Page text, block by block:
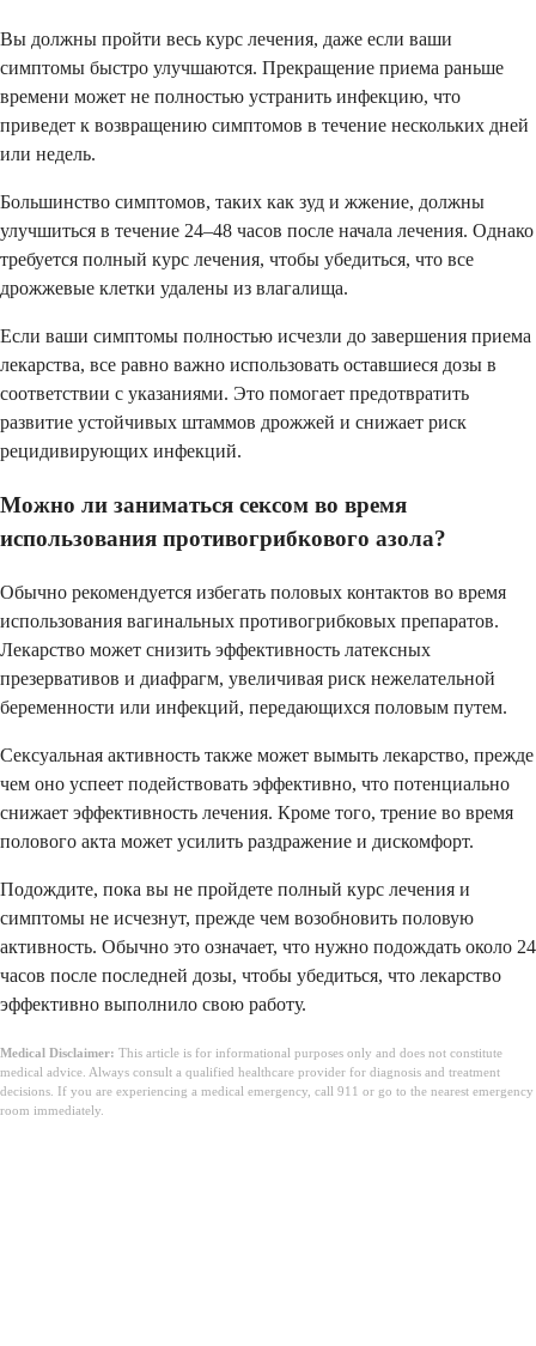
Вы должны пройти весь курс лечения, даже если ваши
симптомы быстро улучшаются. Прекращение приема раньше
времени может не полностью устранить инфекцию, что
приведет к возвращению симптомов в течение нескольких дней
или недель.
Большинство симптомов, таких как зуд и жжение, должны
улучшиться в течение 24–48 часов после начала лечения. Однако
требуется полный курс лечения, чтобы убедиться, что все
дрожжевые клетки удалены из влагалища.
Если ваши симптомы полностью исчезли до завершения приема
лекарства, все равно важно использовать оставшиеся дозы в
соответствии с указаниями. Это помогает предотвратить
развитие устойчивых штаммов дрожжей и снижает риск
рецидивирующих инфекций.
Можно ли заниматься сексом во время
использования противогрибкового азола?
Обычно рекомендуется избегать половых контактов во время
использования вагинальных противогрибковых препаратов.
Лекарство может снизить эффективность латексных
презервативов и диафрагм, увеличивая риск нежелательной
беременности или инфекций, передающихся половым путем.
Сексуальная активность также может вымыть лекарство, прежде
чем оно успеет подействовать эффективно, что потенциально
снижает эффективность лечения. Кроме того, трение во время
полового акта может усилить раздражение и дискомфорт.
Подождите, пока вы не пройдете полный курс лечения и
симптомы не исчезнут, прежде чем возобновить половую
активность. Обычно это означает, что нужно подождать около 24
часов после последней дозы, чтобы убедиться, что лекарство
эффективно выполнило свою работу.
Medical Disclaimer: This article is for informational purposes only and does not constitute
medical advice. Always consult a qualified healthcare provider for diagnosis and treatment
decisions. If you are experiencing a medical emergency, call 911 or go to the nearest emergency
room immediately.